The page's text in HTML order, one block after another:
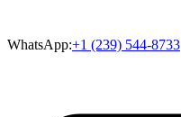
WhatsApp:+1 (239) 544-8733